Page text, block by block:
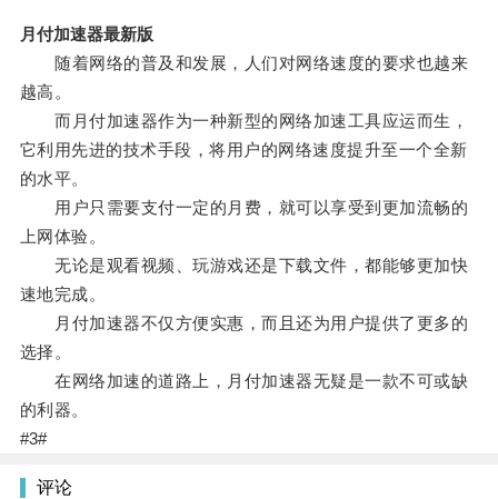
月付加速器最新版
随着网络的普及和发展，人们对网络速度的要求也越来
越高。
而月付加速器作为一种新型的网络加速工具应运而生，
它利用先进的技术手段，将用户的网络速度提升至一个全新
的水平。
用户只需要支付一定的月费，就可以享受到更加流畅的
上网体验。
无论是观看视频、玩游戏还是下载文件，都能够更加快
速地完成。
月付加速器不仅方便实惠，而且还为用户提供了更多的
选择。
在网络加速的道路上，月付加速器无疑是一款不可或缺
的利器。
#3#
评论